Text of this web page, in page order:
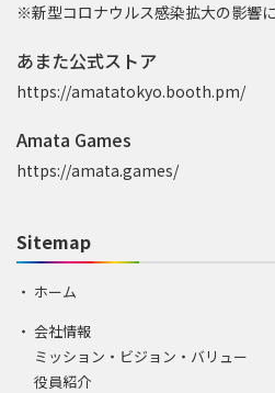
※新型コロナウルス感染拡大の影響
あまた公式ストア
https://amatatokyo.booth.pm/
Amata Games
https://amata.games/
Sitemap
ホーム
会社情報
ミッション・ビジョン・バリュー
役員紹介